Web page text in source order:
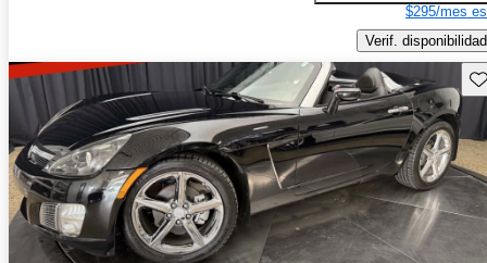
$295/mes
Verif. disponibilidad